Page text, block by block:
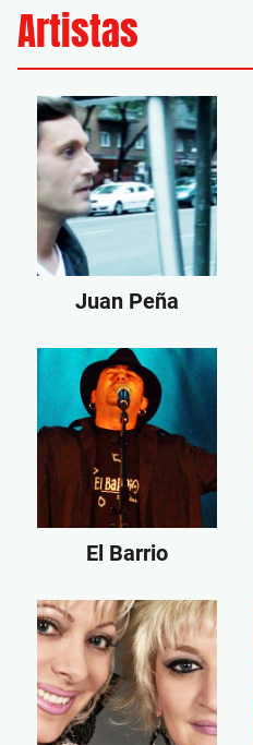
Artistas
Juan Peña
El Barrio